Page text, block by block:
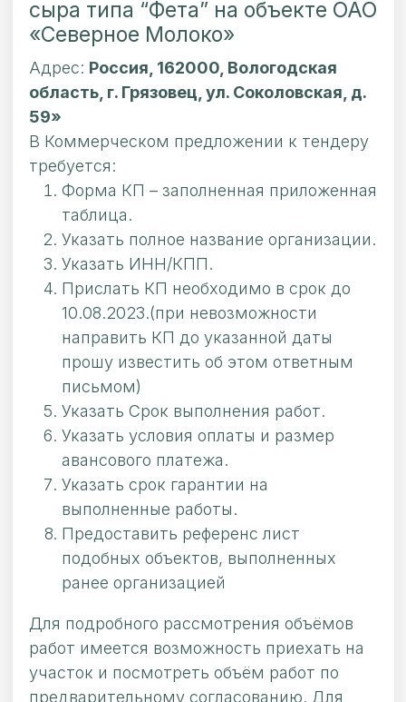
сыра типа “Фета” на объекте ОАО
«Северное Молоко»
Адрес: Россия, 162000, Вологодская
область, г. Грязовец, ул. Соколовская, д.
59»
В Коммерческом предложении к тендеру
требуется:
Форма КП – заполненная приложенная
таблица.
Указать полное название организации.
Указать ИНН/КПП.
Прислать КП необходимо в срок до
10.08.2023.(при невозможности
направить КП до указанной даты
прошу известить об этом ответным
письмом)
Указать Срок выполнения работ.
Указать условия оплаты и размер
авансового платежа.
Указать срок гарантии на
выполненные работы.
Предоставить референс лист
подобных объектов, выполненных
ранее организацией
Для подробного рассмотрения объёмов
работ имеется возможность приехать на
участок и посмотреть объём работ по
предварительному согласованию. Для